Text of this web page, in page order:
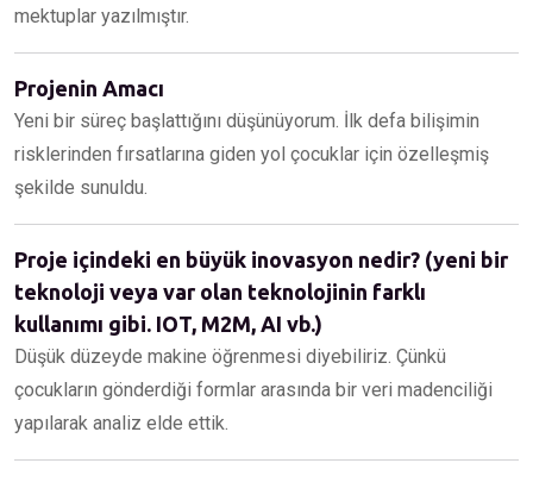
mektuplar yazılmıştır.
Projenin Amacı
Yeni bir süreç başlattığını düşünüyorum. İlk defa bilişimin
risklerinden fırsatlarına giden yol çocuklar için özelleşmiş
şekilde sunuldu.
Proje içindeki en büyük inovasyon nedir? (yeni bir
teknoloji veya var olan teknolojinin farklı
kullanımı gibi. IOT, M2M, AI vb.)
Düşük düzeyde makine öğrenmesi diyebiliriz. Çünkü
çocukların gönderdiği formlar arasında bir veri madenciliği
yapılarak analiz elde ettik.